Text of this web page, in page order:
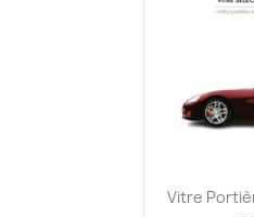

Vitre